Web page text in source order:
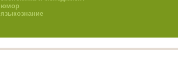
юмор
языкознание